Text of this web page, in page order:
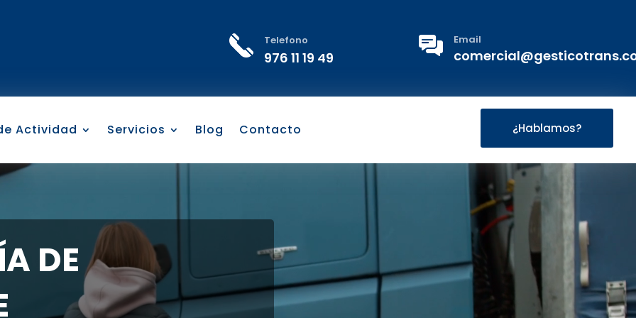
Telefono
976 11 19 49
Email
Actividad Servicios Blog Contacto ¿Hablamos?
DE